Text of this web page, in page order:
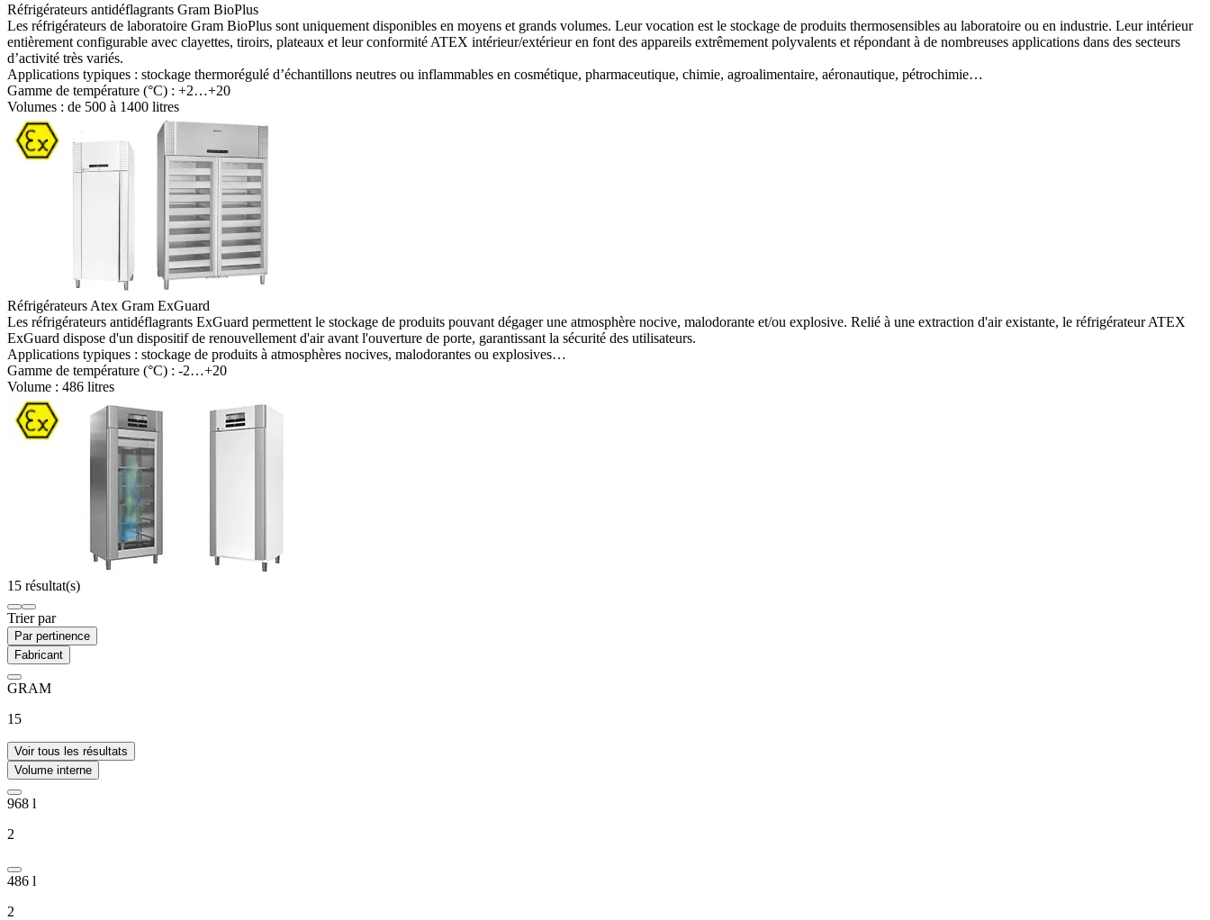
Réfrigérateurs antidéflagrants Gram BioPlus
Les réfrigérateurs de laboratoire Gram BioPlus sont uniquement disponibles en moyens et grands volumes. Leur vocation est le stockage de produits thermosensibles au laboratoire ou en industrie. Leur intérieur
entièrement configurable avec clayettes, tiroirs, plateaux et leur conformité ATEX intérieur/extérieur en font des appareils extrêmement polyvalents et répondant à de nombreuses applications dans des secteurs
d’activité très variés.
Applications typiques : stockage thermorégulé d’échantillons neutres ou inflammables en cosmétique, pharmaceutique, chimie, agroalimentaire, aéronautique, pétrochimie…
Gamme de température (°C) : +2…+20
Volumes : de 500 à 1400 litres
Réfrigérateurs Atex Gram ExGuard
Les réfrigérateurs antidéflagrants ExGuard permettent le stockage de produits pouvant dégager une atmosphère nocive, malodorante et/ou explosive. Relié à une extraction d'air existante, le réfrigérateur ATEX
ExGuard dispose d'un dispositif de renouvellement d'air avant l'ouverture de porte, garantissant la sécurité des utilisateurs.
Applications typiques : stockage de produits à atmosphères nocives, malodorantes ou explosives…
Gamme de température (°C) : -2…+20
Volume : 486 litres
15 résultat(s)
Trier par
Par pertinence
Fabricant
GRAM
15
Voir tous les résultats
Volume interne
968 l
2
486 l
2